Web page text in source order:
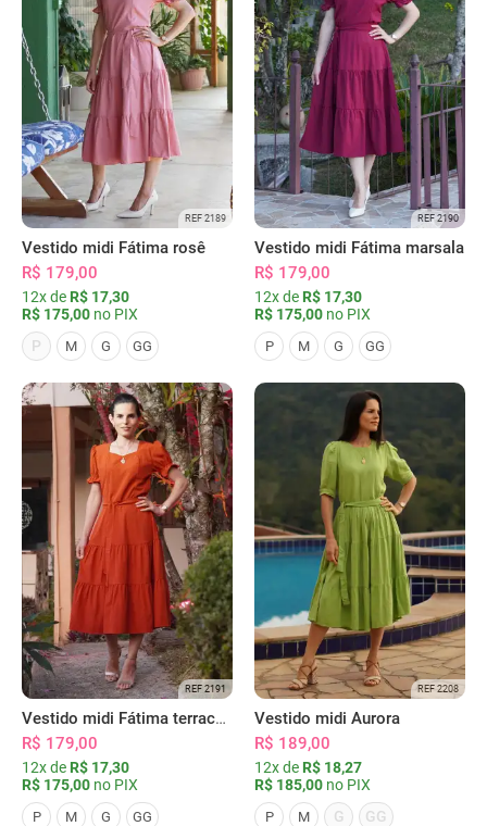
REF 2189
Vestido midi Fátima rosê
R$ 179,00
12x de R$ 17,30
R$ 175,00 no PIX
P
M G GG
REF 2190
Vestido midi Fátima marsala
R$ 179,00
12x de R$ 17,30
R$ 175,00 no PIX
P M G GG
REF 2191
Vestido midi Fátima terracota
R$ 179,00
12x de R$ 17,30
R$ 175,00 no PIX
P M G GG
REF 2208
Vestido midi Aurora
R$ 189,00
12x de R$ 18,27
R$ 185,00 no PIX
P M G GG